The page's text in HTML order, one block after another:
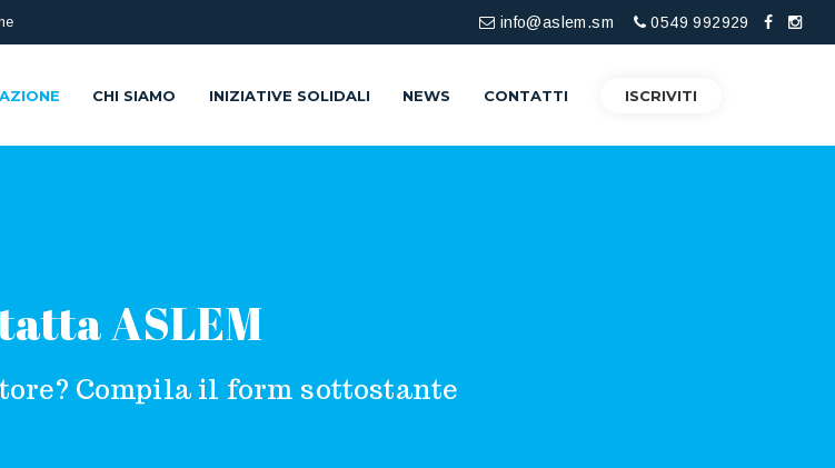
info@aslem.sm 0549 992929
CHI SIAMO INIZIATIVE SOLIDALI NEWS CONTATTI ISCRIVITI
ASLEM
Compila il form sottostante